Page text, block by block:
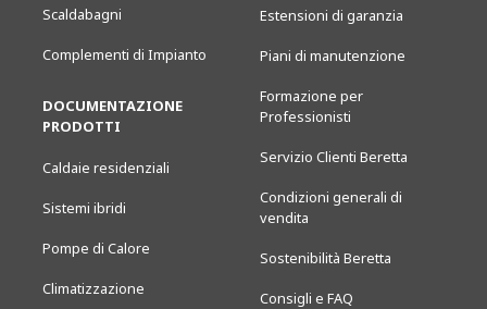
Scaldabagni
Complementi di Impianto
DOCUMENTAZIONE
PRODOTTI
Caldaie residenziali
Sistemi ibridi
Pompe di Calore
Climatizzazione
Estensioni di garanzia
Piani di manutenzione
Formazione per
Professionisti
Servizio Clienti Beretta
Condizioni generali di
vendita
Sostenibilità Beretta
Consigli e FAQ